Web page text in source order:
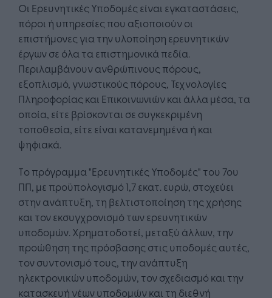
Οι Ερευνητικές Υποδομές είναι εγκαταστάσεις,
πόροι ή υπηρεσίες που αξιοποιούν οι
επιστήμονες για την υλοποίηση ερευνητικών
έργων σε όλα τα επιστημονικά πεδία.
Περιλαμβάνουν ανθρώπινους πόρους,
εξοπλισμό, γνωστικούς πόρους, Τεχνολογίες
Πληροφορίας και Επικοινωνιών και άλλα μέσα, τα
οποία, είτε βρίσκονται σε συγκεκριμένη
τοποθεσία, είτε είναι κατανεμημένα ή και
ψηφιακά.
Τo πρόγραμμα "Ερευνητικές Υποδομές" του 7ου
ΠΠ, με προϋπολογισμό 1,7 εκατ. ευρώ, στοχεύει
στην ανάπτυξη, τη βελτιστοποίηση της χρήσης
και τον εκσυγχρονισμό των ερευνητικών
υποδομών. Χρηματοδοτεί, μεταξύ άλλων, την
προώθηση της πρόσβασης στις υποδομές αυτές,
τον συντονισμό τους, την ανάπτυξη
ηλεκτρονικών υποδομών, τον σχεδιασμό και την
κατασκευή νέων υποδομών και τη διεθνή